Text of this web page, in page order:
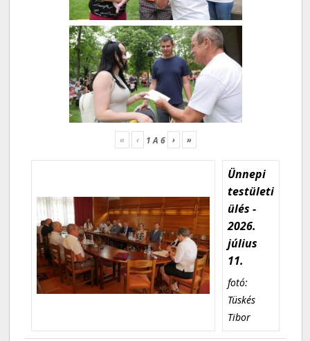
« ‹ 1A 6 › »
Ünnepi
testületi
ülés -
2026.
július
11.
fotó:
Tüskés
Tibor